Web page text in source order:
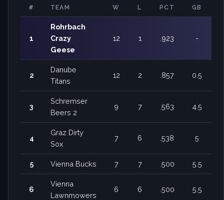
# TEAM W L PCT GB
1
Rohrbach
Crazy
Geese
12 1 .923 -
2
Danube
Titans
12 2 .857 0.5
3
Schremser
Beers 2
9 7 .563 4.5
4
Graz Dirty
Sox
7 6 .538 5
5 Vienna Bucks 7 7 .500 5.5
6
Vienna
Lawnmowers
6 6 .500 5.5